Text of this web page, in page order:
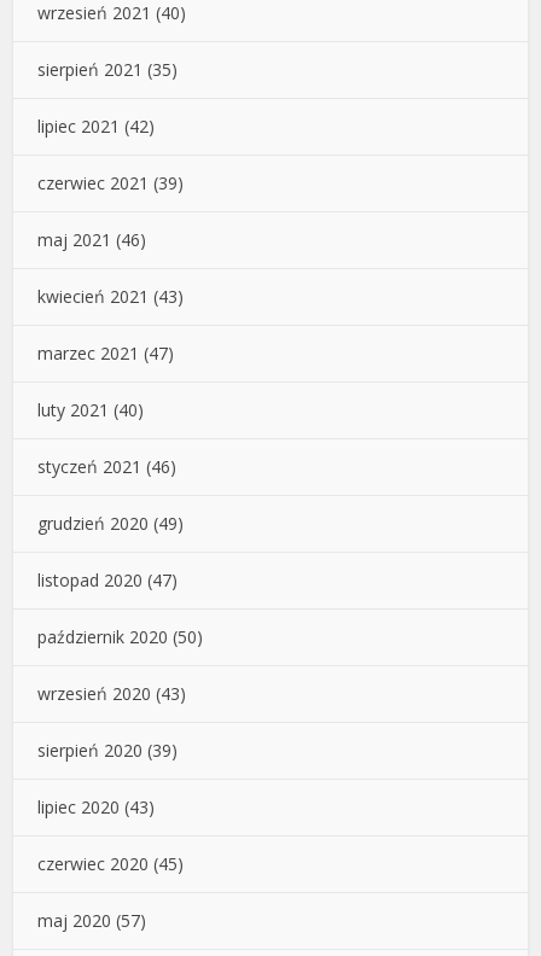
wrzesień 2021 (40)
sierpień 2021 (35)
lipiec 2021 (42)
czerwiec 2021 (39)
maj 2021 (46)
kwiecień 2021 (43)
marzec 2021 (47)
luty 2021 (40)
styczeń 2021 (46)
grudzień 2020 (49)
listopad 2020 (47)
październik 2020 (50)
wrzesień 2020 (43)
sierpień 2020 (39)
lipiec 2020 (43)
czerwiec 2020 (45)
maj 2020 (57)